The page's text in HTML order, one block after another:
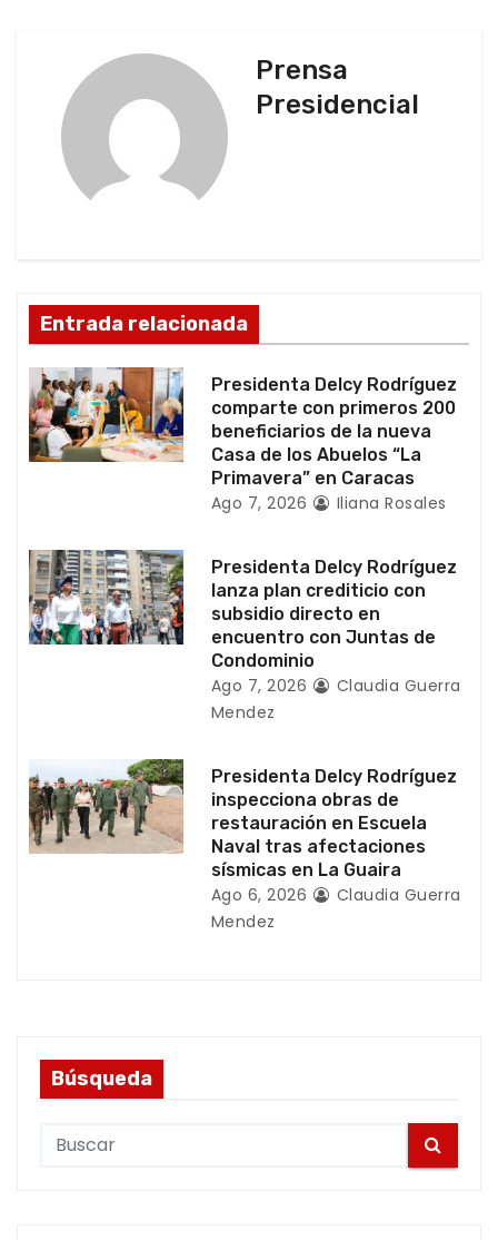
e
e
n
t
a
d
a
Prensa
Presidencial
Entrada relacionada
Presidenta Delcy Rodríguez
comparte con primeros 200
beneficiarios de la nueva
Casa de los Abuelos “La
Primavera” en Caracas
Ago 7, 2026 Iliana Rosales
Presidenta Delcy Rodríguez
lanza plan crediticio con
subsidio directo en
encuentro con Juntas de
Condominio
Ago 7, 2026
Claudia Guerra
Mendez
Presidenta Delcy Rodríguez
inspecciona obras de
restauración en Escuela
Naval tras afectaciones
sísmicas en La Guaira
Ago 6, 2026
Claudia Guerra
Mendez
Búsqueda